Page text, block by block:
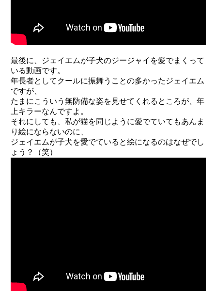
最後に、ジェイエムが子犬のジージャイを愛でまくって
いる動画です。
年長者としてクールに振舞うことの多かったジェイエム
ですが、
たまにこういう無防備な姿を見せてくれるところが、年
上キラーなんですよ。
それにしても、私が猫を同じように愛でていてもあんま
り絵にならないのに、
ジェイエムが子犬を愛でていると絵になるのはなぜでし
ょう？（笑）